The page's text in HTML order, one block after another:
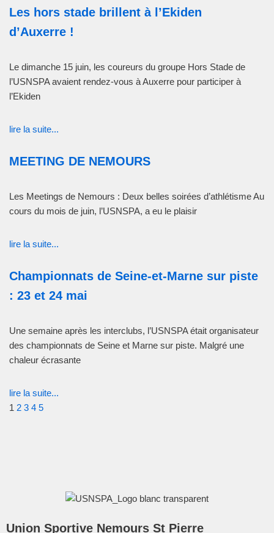
Les hors stade brillent à l’Ekiden
d’Auxerre !
Le dimanche 15 juin, les coureurs du groupe Hors Stade de
l’USNSPA avaient rendez-vous à Auxerre pour participer à
l’Ekiden
lire la suite...
MEETING DE NEMOURS
Les Meetings de Nemours : Deux belles soirées d’athlétisme Au
cours du mois de juin, l’USNSPA, a eu le plaisir
lire la suite...
Championnats de Seine-et-Marne sur piste
: 23 et 24 mai
Une semaine après les interclubs, l’USNSPA était organisateur
des championnats de Seine et Marne sur piste. Malgré une
chaleur écrasante
lire la suite...
1 2 3 4 5
Union Sportive Nemours St Pierre